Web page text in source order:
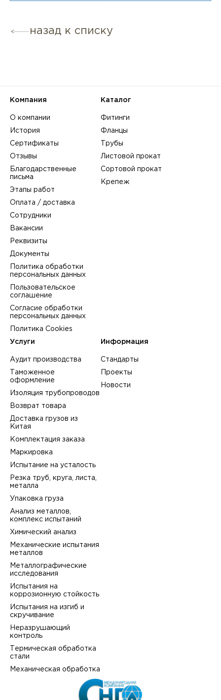
назад к списку
Компания
О компании
История
Сертификаты
Отзывы
Благодарственные
письма
Этапы работ
Оплата / доставка
Сотрудники
Вакансии
Реквизиты
Документы
Политика обработки
персональных данных
Пользовательское
соглашение
Согласие обработки
персональных данных
Политика Cookies
Каталог
Фитинги
Фланцы
Трубы
Листовой прокат
Сортовой прокат
Крепеж
Услуги
Аудит производства
Таможенное
оформление
Изоляция трубопроводов
Возврат товара
Доставка грузов из
Китая
Комплектация заказа
Маркировка
Испытание на усталость
Резка труб, круга, листа,
металла
Упаковка груза
Анализ металлов,
комплекс испытаний
Химический анализ
Механические испытания
металлов
Металлографические
исследования
Испытания на
коррозионную стойкость
Испытания на изгиб и
скручивание
Неразрушающий
контроль
Термическая обработка
стали
Механическая обработка
Информация
Стандарты
Проекты
Новости